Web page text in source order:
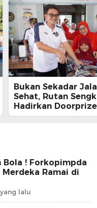
Bukan Sekadar
Sehat, Rutan
Hadirkan
Lomba Semarak
Bola ! Forkopimpda
Merdeka Ramai di
lalu